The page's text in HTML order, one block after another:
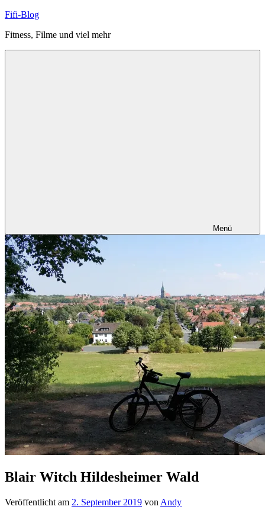
Zum
springen
Fifi-Blog
Fitness, Filme und viel mehr
Menü
Blair Witch Hildesheimer Wald
Veröffentlicht am 2. September 2019 von Andy